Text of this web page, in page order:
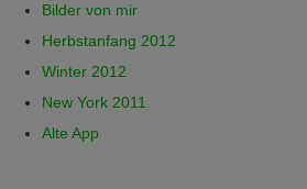
Bilder von mir
Herbstanfang 2012
Winter 2012
New York 2011
Alte App